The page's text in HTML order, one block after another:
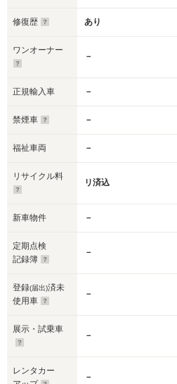
修復歴 あり
ワンオーナー
－
正規輸入車 －
禁煙車 －
福祉車両 －
リサイクル料
リ済込
新車物件 －
定期点検
記録簿
－
登録(届出)済未
使用車
－
展示・試乗車
－
レンタカー
－